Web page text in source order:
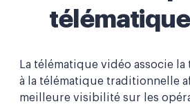
La télématique vidéo associe
à la télématique traditionnelle
meilleure visibilité sur les